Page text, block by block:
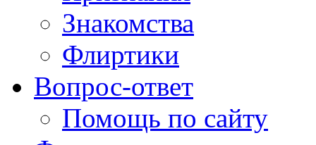
Знакомства
Флиртики
Вопрос-ответ
Помощь по сайту